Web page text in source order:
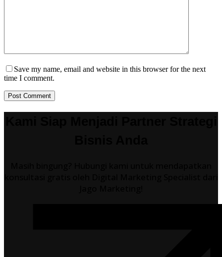
Save my name, email and website in this browser for the next
time I comment.
Post Comment